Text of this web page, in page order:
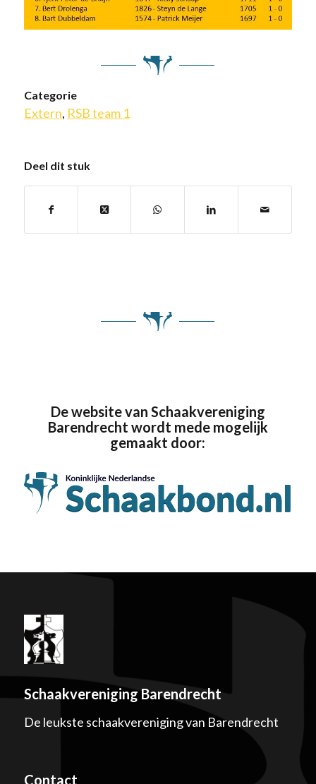
Categorie
Extern, RSB team 1
Deel dit stuk
De website van Schaakvereniging
Barendrecht wordt mede mogelijk
gemaakt door:
Schaakvereniging Barendrecht
De leukste schaakvereniging van Barendrecht
Contact